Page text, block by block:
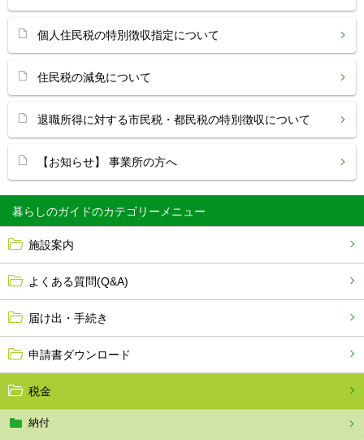
暮らしのガイド
施設案内
よくある質問(Q&A)
届け出・手続き
申請書ダウンロード
税金
納付
個人住民税の特別徴収指定について
住民税の減免について
退職所得に対する市民税・都民税の特別徴収について
【お知らせ】 事業所の方へ